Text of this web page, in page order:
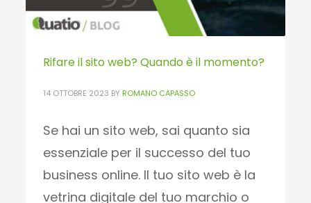
Rifare il sito web? Quando è il momento?
14 OTTOBRE 2023 BY ROMANO CAPASSO
Se hai un sito web, sai quanto sia
essenziale per il successo del tuo
business online. Il tuo sito web è la
vetrina digitale del tuo marchio o